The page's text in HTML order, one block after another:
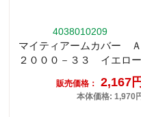
4038010209
マイティアームカバー Ａ
２０００－３３ イエロー
販売価格： 2,167円
本体価格: 1,970